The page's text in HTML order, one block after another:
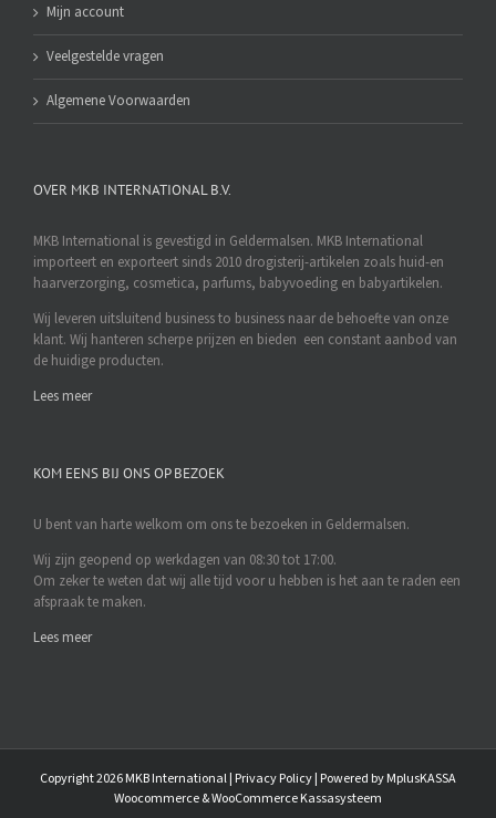
Mijn account
Veelgestelde vragen
Algemene Voorwaarden
OVER MKB INTERNATIONAL B.V.
MKB International is gevestigd in Geldermalsen. MKB International
importeert en exporteert sinds 2010 drogisterij-artikelen zoals huid-en
haarverzorging, cosmetica, parfums, babyvoeding en babyartikelen.
Wij leveren uitsluitend business to business naar de behoefte van onze
klant. Wij hanteren scherpe prijzen en bieden een constant aanbod van
de huidige producten.
Lees meer
KOM EENS BIJ ONS OP BEZOEK
U bent van harte welkom om ons te bezoeken in Geldermalsen.
Wij zijn geopend op werkdagen van 08:30 tot 17:00.
Om zeker te weten dat wij alle tijd voor u hebben is het aan te raden een
afspraak te maken.
Lees meer
Copyright2026 MKB International | Privacy Policy| Powered byMplusKASSA
Woocommerce&WooCommerce Kassasysteem